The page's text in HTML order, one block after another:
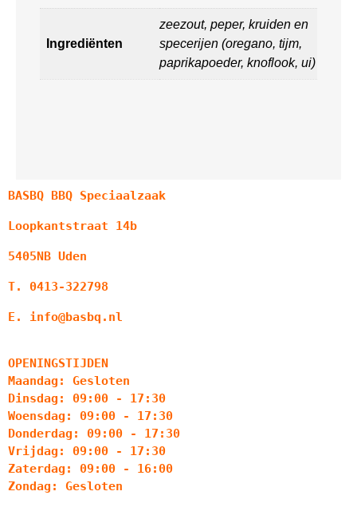
Ingrediënten
zeezout, peper, kruiden en
specerijen (oregano, tijm,
paprikapoeder, knoflook, ui)
BASBQ BBQ Speciaalzaak
Loopkantstraat 14b
5405NB Uden
T. 0413-322798
E. info@basbq.nl
OPENINGSTIJDEN
Maandag: Gesloten
Dinsdag: 09:00 - 17:30
Woensdag: 09:00 - 17:30
Donderdag: 09:00 - 17:30
Vrijdag: 09:00 - 17:30
Zaterdag: 09:00 - 16:00
Zondag: Gesloten